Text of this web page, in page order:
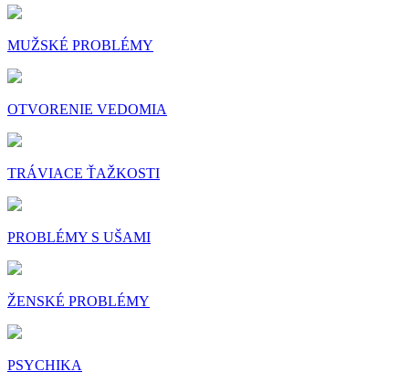
MUŽSKÉ PROBLÉMY
OTVORENIE VEDOMIA
TRÁVIACE ŤAŽKOSTI
PROBLÉMY S UŠAMI
ŽENSKÉ PROBLÉMY
PSYCHIKA